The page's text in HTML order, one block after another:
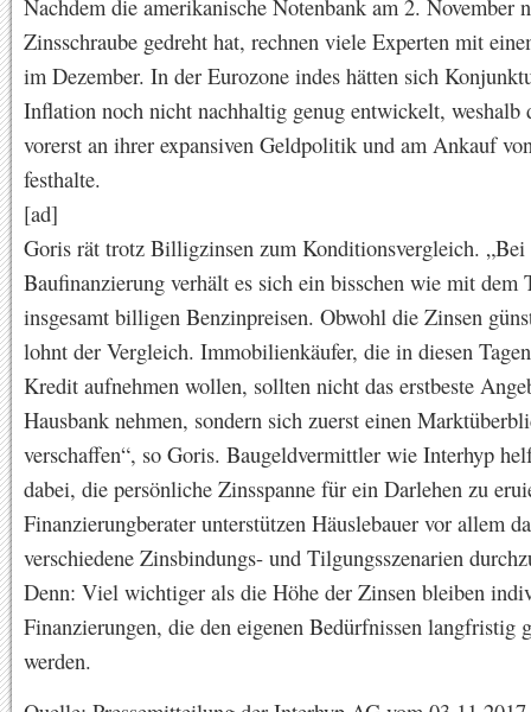
Nachdem die amerikanische Notenbank am 2. November
Zinsschraube gedreht hat, rechnen viele Experten mit
im Dezember. In der Eurozone indes hätten sich
Inflation noch nicht nachhaltig genug entwickelt, weshalb
vorerst an ihrer expansiven Geldpolitik und am Ankauf
festhalte.
[ad]
Goris rät trotz Billigzinsen zum Konditionsvergleich. „Bei
Baufinanzierung verhält es sich ein bisschen wie mit dem
insgesamt billigen Benzinpreisen. Obwohl die Zinsen
lohnt der Vergleich. Immobilienkäufer, die in diesen
Kredit aufnehmen wollen, sollten nicht das erstbeste
Hausbank nehmen, sondern sich zuerst einen
verschaffen“, so Goris. Baugeldvermittler wie Interhyp
dabei, die persönliche Zinsspanne für ein Darlehen zu
Finanzierungberater unterstützen Häuslebauer vor allem
verschiedene Zinsbindungs- und Tilgungsszenarien
Denn: Viel wichtiger als die Höhe der Zinsen bleiben
Finanzierungen, die den eigenen Bedürfnissen langfristig
werden.